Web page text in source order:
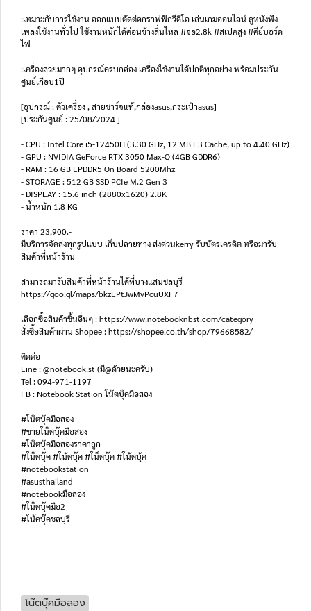
:เหมาะกับการใช้งาน ออกแบบตัดต่อกราฟฟิกวีดีโอ เล่นเกมออนไลน์ ดูหนังฟัง
เพลงใช้งานทั่วไป ใช้งานหนักได้ค่อนข้างลื่นไหล #จอ2.8k #สเปคสูง #คีย์บอร์ด
ไฟ
:เครื่องสวยมากๆ อุปกรณ์ครบกล่อง เครื่องใช้งานได้ปกติทุกอย่าง พร้อมประกัน
ศูนย์เกือบ1ปี
[อุปกรณ์ : ตัวเครื่อง , สายชาร์จแท้,กล่องasus,กระเป๋าasus]
[ประกันศูนย์ : 25/08/2024 ]
- CPU : Intel Core i5-12450H (3.30 GHz, 12 MB L3 Cache, up to 4.40 GHz)
- GPU : NVIDIA GeForce RTX 3050 Max-Q (4GB GDDR6)
- RAM : 16 GB LPDDR5 On Board 5200Mhz
- STORAGE : 512 GB SSD PCIe M.2 Gen 3
- DISPLAY : 15.6 inch (2880x1620) 2.8K
- น้ำหนัก 1.8 KG
ราคา 23,900.-
มีบริการจัดส่งทุกรูปแบบ เก็บปลายทาง ส่งด่วนkerry รับบัตรเครดิต หรือมารับ
สินค้าที่หน้าร้าน
สามารถมารับสินค้าที่หน้าร้านได้ที่บางแสนชลบุรี
https://goo.gl/maps/bkzLPtJwMvPcuUXF7
เลือกซื้อสินค้าชิ้นอื่นๆ : https://www.notebooknbst.com/category
สั่งซื้อสินค้าผ่าน Shopee : https://shopee.co.th/shop/79668582/
ติดต่อ
Line : @notebook.st (มี@ด้วยนะครับ)
Tel : 094-971-1197
FB : Notebook Station โน๊ตบุ๊คมือสอง
#โน๊ตบุ๊คมือสอง
#ขายโน๊ตบุ๊คมือสอง
#โน๊ตบุ๊คมือสองราคาถูก
#โน๊ตบุ๊ค #โน้ตบุ๊ค #โน็ตบุ๊ค #โน้ตบุ้ค
#notebookstation
#asusthailand
#notebookมือสอง
#โน๊ตบุ๊คมือ2
#โน้คบุ๊คชลบุรี
โน๊ตบุ๊คมือสอง